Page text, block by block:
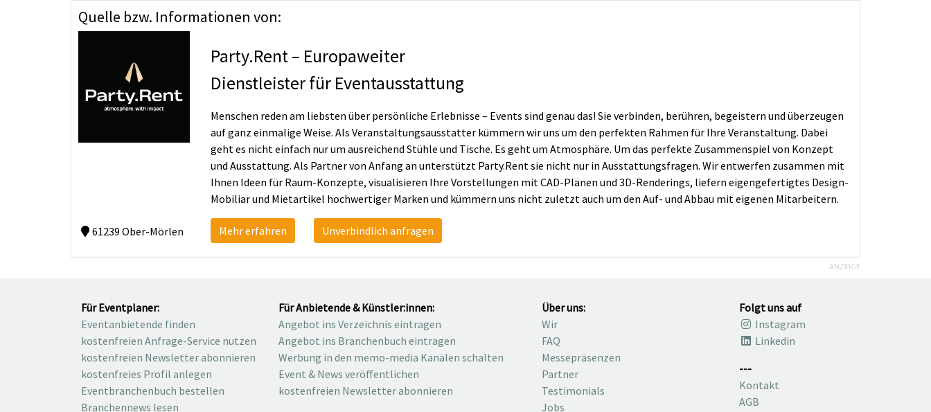
Quelle bzw. Informationen von:
61239 Ober-Mörlen
Party.Rent – Europaweiter
Dienstleister für Eventausstattung
Menschen reden am liebsten über persönliche Erlebnisse – Events sind genau das! Sie verbinden, berühren, begeistern und überzeugen
auf ganz einmalige Weise. Als Veranstaltungsausstatter kümmern wir uns um den perfekten Rahmen für Ihre Veranstaltung. Dabei
geht es nicht einfach nur um ausreichend Stühle und Tische. Es geht um Atmosphäre. Um das perfekte Zusammenspiel von Konzept
und Ausstattung. Als Partner von Anfang an unterstützt Party.Rent sie nicht nur in Ausstattungsfragen. Wir entwerfen zusammen mit
Ihnen Ideen für Raum-Konzepte, visualisieren Ihre Vorstellungen mit CAD-Plänen und 3D-Renderings, liefern eigengefertigtes Design-
Mobiliar und Mietartikel hochwertiger Marken und kümmern uns nicht zuletzt auch um den Auf- und Abbau mit eigenen Mitarbeitern.
Mehr erfahren Unverbindlich anfragen
ANZEIGE
Für Eventplaner:
Eventanbietende finden
kostenfreien Anfrage-Service nutzen
kostenfreien Newsletter abonnieren
kostenfreies Profil anlegen
Eventbranchenbuch bestellen
Branchennews lesen
Für Anbietende & Künstler:innen:
Angebot ins Verzeichnis eintragen
Angebot ins Branchenbuch eintragen
Werbung in den memo-media Kanälen schalten
Event & News veröffentlichen
kostenfreien Newsletter abonnieren
Über uns:
Wir
FAQ
Messepräsenzen
Partner
Testimonials
Jobs
Folgt uns auf
Instagram
Linkedin
---
Kontakt
AGB